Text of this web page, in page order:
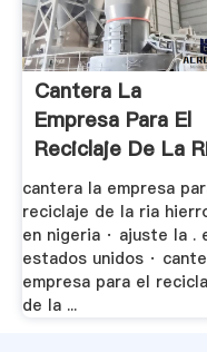
Cantera La
Empresa Para El
Reciclaje De La
.
cantera la empresa
reciclaje de la ria
en nigeria · ajuste la .
estados unidos ·
empresa para el
de la ...